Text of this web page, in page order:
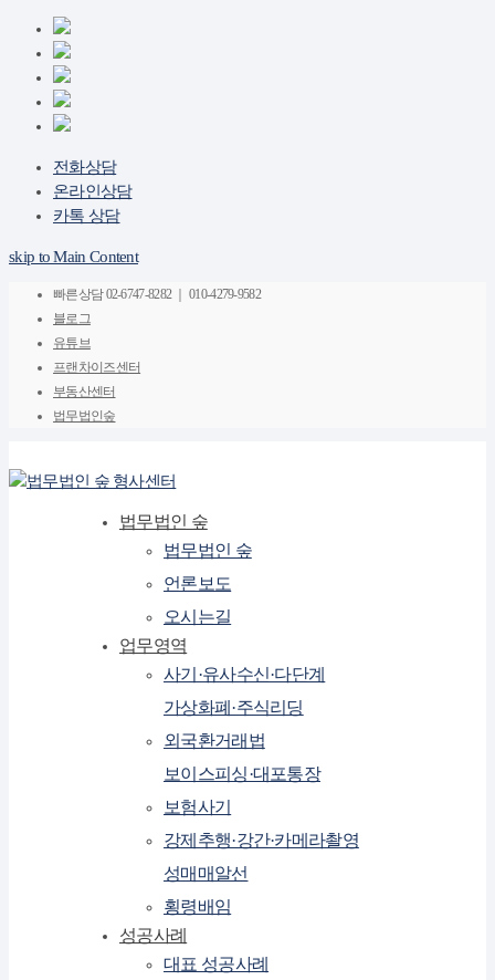
전화상담
온라인상담
카톡 상담
skip to Main Content
빠른상담02-6747-8282 ｜ 010-4279-9582
블로그
유튜브
프랜차이즈센터
부동산센터
법무법인숲
법무법인 숲
법무법인 숲
언론보도
오시는길
업무영역
사기·유사수신·다단계
가상화폐·주식리딩
외국환거래법
보이스피싱·대포통장
보험사기
강제추행·강간·카메라촬영
성매매알선
횡령배임
성공사례
대표 성공사례